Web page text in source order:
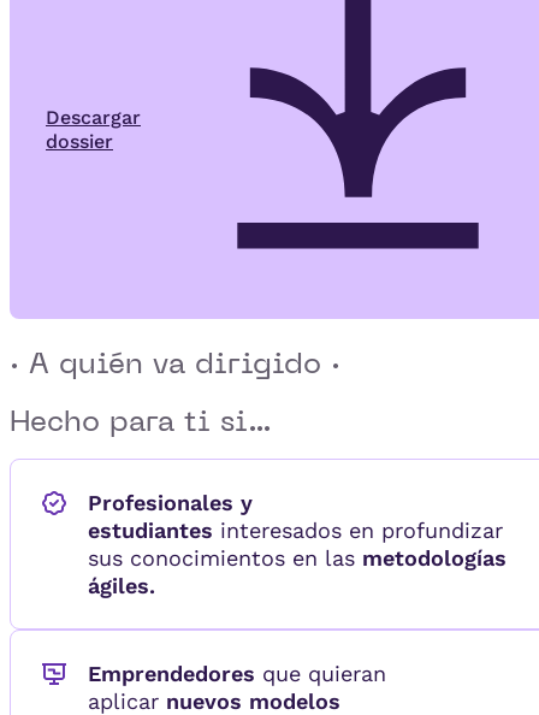
Descargar
dossier
· A quién va dirigido ·
Hecho para ti si...
Profesionales y
estudiantes interesados en profundizar
sus conocimientos en las metodologías
ágiles.
Emprendedores que quieran
aplicar nuevos modelos